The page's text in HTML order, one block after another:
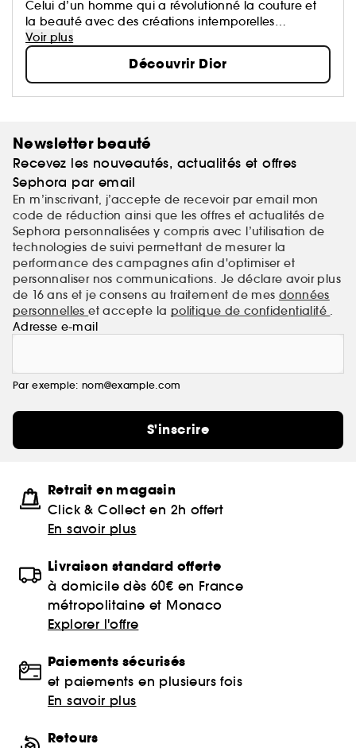
Celui d’un homme qui a révolutionné la couture et
la beauté avec des créations intemporelles
devenues des icônes.
Chaque création de la Maison porte une part de
son rêve qui oeuvre pour un monde plus beau et
plus heureux.
Voir plus
Découvrir Dior
Newsletter beauté
Recevez les nouveautés, actualités et offres
Sephora par email
En m’inscrivant, j’accepte de recevoir par email mon
code de réduction ainsi que les offres et actualités de
Sephora personnalisées y compris avec l’utilisation de
technologies de suivi permettant de mesurer la
performance des campagnes afin d'optimiser et
personnaliser nos communications. Je déclare avoir plus
de 16 ans et je consens au traitement de mes données
personnelleset accepte la politique de confidentialité .
Adresse e-mail
Par exemple: nom@example.com
S'inscrire
Retrait en magasin
Click & Collect en 2h offert
En savoir plus
Livraison standard offerte
à domicile dès 60€ en France
métropolitaine et Monaco
Explorer l'offre
Paiements sécurisés
et paiements en plusieurs fois
En savoir plus
Retours